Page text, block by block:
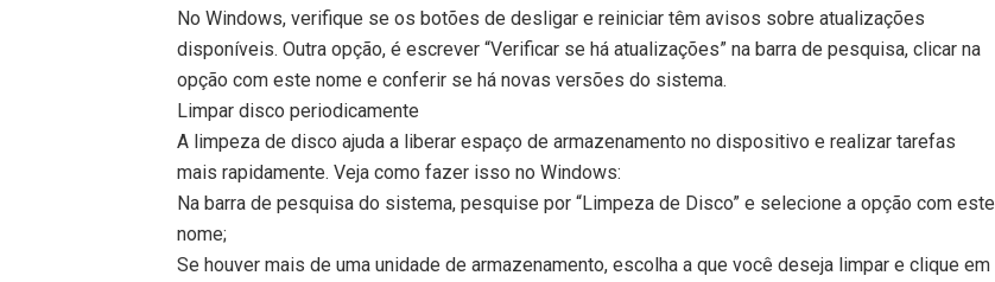
No Windows, verifique se os botões de desligar e reiniciar têm avisos sobre atualizações
disponíveis. Outra opção, é escrever “Verificar se há atualizações” na barra de pesquisa, clicar na
opção com este nome e conferir se há novas versões do sistema.
Limpar disco periodicamente
A limpeza de disco ajuda a liberar espaço de armazenamento no dispositivo e realizar tarefas
mais rapidamente. Veja como fazer isso no Windows:
Na barra de pesquisa do sistema, pesquise por “Limpeza de Disco” e selecione a opção com este
nome;
Se houver mais de uma unidade de armazenamento, escolha a que você deseja limpar e clique em